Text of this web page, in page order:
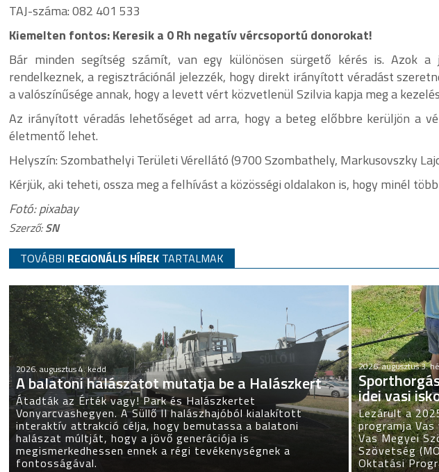
TAJ-száma: 082 401 533
Kiemelten fontos: Keresik a 0 Rh negatív vércsoportú donorokat!
Bár minden segítség számít, van egy különösen sürgető kérés is. Azok
rendelkeznek, a regisztrációnál jelezzék, hogy direkt irányított véradást
a valószínűsége annak, hogy a levett vért közvetlenül Szilvia kapja meg a
Az irányított véradás lehetőséget ad arra, hogy a beteg előbbre kerüljön a
életmentő lehet.
Helyszín: Szombathelyi Területi Vérellátó (9700 Szombathely, Markusovszky
Kérjük, aki teheti, ossza meg a felhívást a közösségi oldalakon is, hogy minél
Fotó: pixabay
Szerző:SN
TOVÁBBI REGIONÁLIS HÍREK TARTALMAK
2026. augusztus 4. kedd
A balatoni halászatot mutatja be a Halászkert
Átadták az Érték vagy! Park és Halászkertet
Vonyarcvashegyen. A Süllő II halászhajóból kialakított
interaktív attrakció célja, hogy bemutassa a balatoni
halászat múltját, hogy a jövő generációja is
megismerkedhessen ennek a régi tevékenységnek a
fontosságával.
2026. augusztus 3.
idei vasi
Lezárult a
programja
Vas Megyei
Szövetség
Oktatási